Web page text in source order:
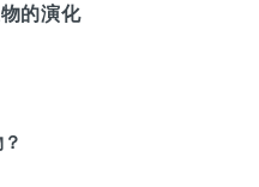
的演化